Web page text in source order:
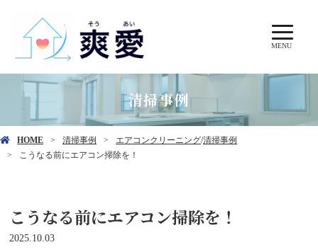
MENU
清掃事例
HOME 清掃事例 エアコンクリーニング/清掃事例
こうなる前にエアコン掃除を！
こうなる前にエアコン掃除を！
2025.10.03